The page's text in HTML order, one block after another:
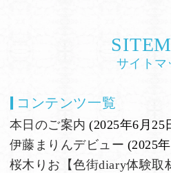
サイトマ
コンテンツ一覧
本日のご案内 (2025年6月25
伊藤まりんデビュー (2025
桜木りお【色街diary体験取